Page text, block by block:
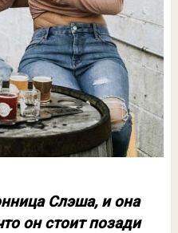
Слэша, и она
он стоит позади